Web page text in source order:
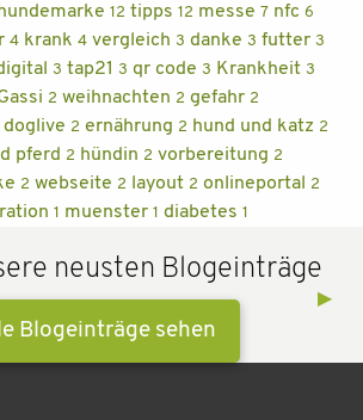
12 tipps 12 messe 7 nfc 6
4 krank 4 vergleich 3 danke 3 futter 3
3 tap21 3 qr code 3 Krankheit 3
2 weihnachten 2 gefahr 2
doglive 2 ernährung 2 hund und katz 2
pferd 2 hündin 2 vorbereitung 2
2 webseite 2 layout 2 onlineportal 2
1 muenster 1 diabetes 1
neusten Blogeinträge
Next
▶︎
Blogeinträge sehen